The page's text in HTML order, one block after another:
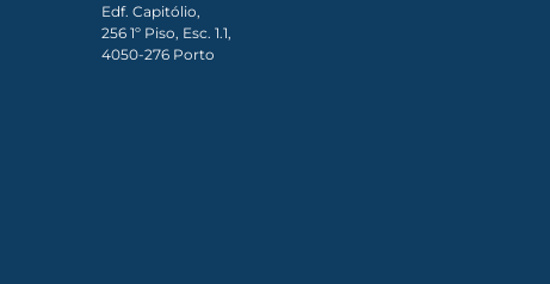
Edf. Capitólio,
256 1º Piso, Esc. 1.1,
4050-276 Porto